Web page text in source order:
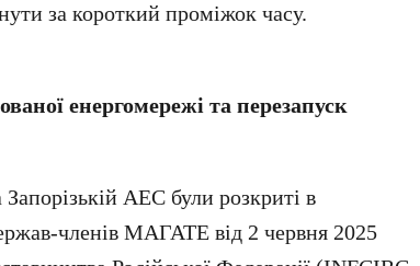
за короткий проміжок часу.
енергомережі та перезапуск
Запорізькій АЕС були розкриті в
членів МАГАТЕ від 2 червня 2025